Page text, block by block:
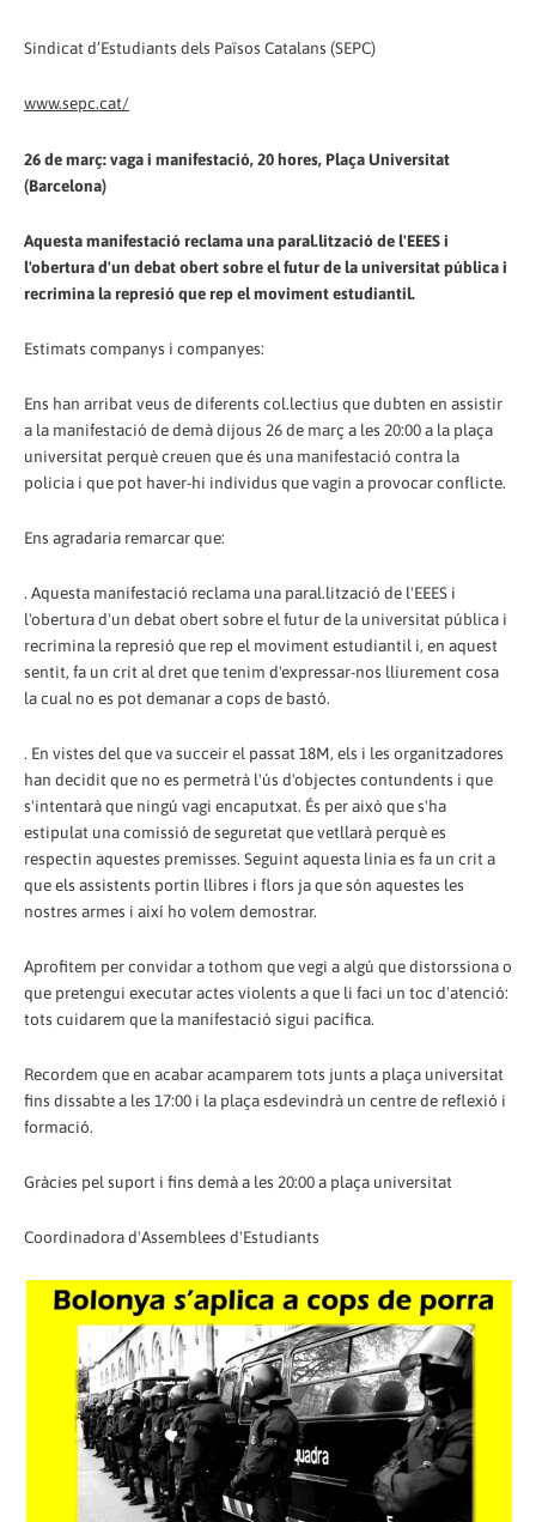
Sindicat d’Estudiants dels Països Catalans (SEPC)
www.sepc.cat/
26 de març: vaga i manifestació, 20 hores, Plaça Universitat
(Barcelona)
Aquesta manifestació reclama una paral.lització de l'EEES i
l'obertura d'un debat obert sobre el futur de la universitat pública i
recrimina la represió que rep el moviment estudiantil.
Estimats companys i companyes:
Ens han arribat veus de diferents col.lectius que dubten en assistir
a la manifestació de demà dijous 26 de març a les 20:00 a la plaça
universitat perquè creuen que és una manifestació contra la
policia i que pot haver-hi individus que vagin a provocar conflicte.
Ens agradaria remarcar que:
. Aquesta manifestació reclama una paral.lització de l'EEES i
l'obertura d'un debat obert sobre el futur de la universitat pública i
recrimina la represió que rep el moviment estudiantil i, en aquest
sentit, fa un crit al dret que tenim d'expressar-nos lliurement cosa
la cual no es pot demanar a cops de bastó.
. En vistes del que va succeir el passat 18M, els i les organitzadores
han decidit que no es permetrà l'ús d'objectes contundents i que
s'intentarà que ningú vagi encaputxat. És per això que s'ha
estipulat una comissió de seguretat que vetllarà perquè es
respectin aquestes premisses. Seguint aquesta linia es fa un crit a
que els assistents portin llibres i flors ja que són aquestes les
nostres armes i així ho volem demostrar.
Aprofitem per convidar a tothom que vegi a algú que distorssiona o
que pretengui executar actes violents a que li faci un toc d'atenció:
tots cuidarem que la manifestació sigui pacífica.
Recordem que en acabar acamparem tots junts a plaça universitat
fins dissabte a les 17:00 i la plaça esdevindrà un centre de reflexió i
formació.
Gràcies pel suport i fins demà a les 20:00 a plaça universitat
Coordinadora d'Assemblees d'Estudiants